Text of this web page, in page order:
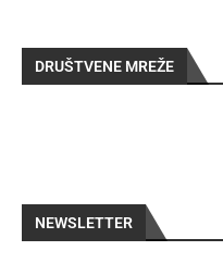
DRUŠTVENE MREŽE
NEWSLETTER